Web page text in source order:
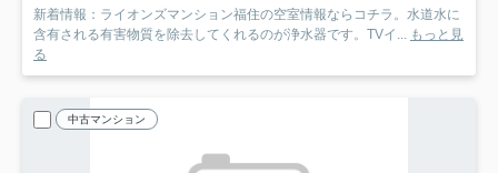
新着情報：ライオンズマンション福住の空室情報ならコチラ。水道水に
含有される有害物質を除去してくれるのが浄水器です。TVイ... もっと見
る
中古マンション